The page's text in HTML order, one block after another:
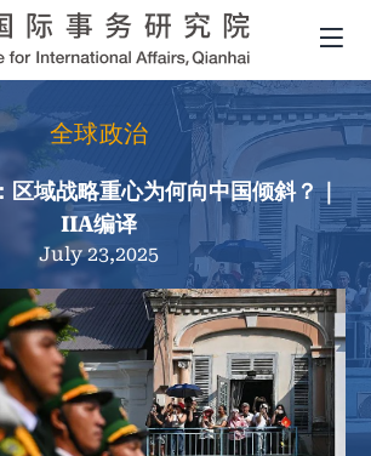
全球政治
区域战略重心为何向中国倾斜？｜
IIA编译
July 23,2025